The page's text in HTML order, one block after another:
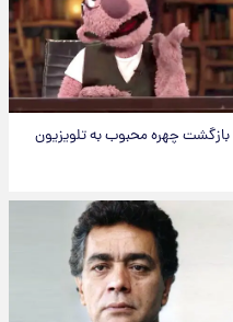
بازگشت چهره محبوب به تلویزیون